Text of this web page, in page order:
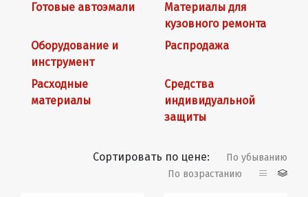
Готовые автоэмали
Материалы для
кузовного ремонта
Оборудование и
инструмент
Распродажа
Расходные
материалы
Средства
индивидуальной
защиты
Сортировать по цене:
По убыванию
По возрастанию